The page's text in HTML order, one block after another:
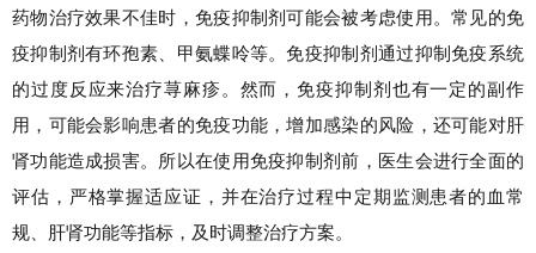
药物治疗效果不佳时，免疫抑制剂可能会被考虑使用。常见的免
疫抑制剂有环孢素、甲氨蝶呤等。免疫抑制剂通过抑制免疫系统
的过度反应来治疗荨麻疹。然而，免疫抑制剂也有一定的副作
用，可能会影响患者的免疫功能，增加感染的风险，还可能对肝
肾功能造成损害。所以在使用免疫抑制剂前，医生会进行全面的
评估，严格掌握适应证，并在治疗过程中定期监测患者的血常
规、肝肾功能等指标，及时调整治疗方案。